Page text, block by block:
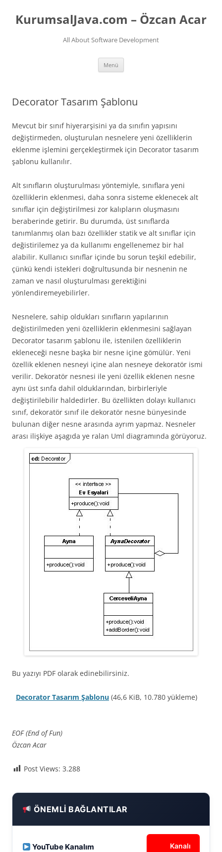
KurumsalJava.com – Özcan Acar
All About Software Development
Menü
Decorator Tasarım Şablonu
Mevcut bir sınıf hiyerarşisini ya da sınıfın yapısını
değiştirmeden, oluşturulan nesnelere yeni özelliklerin
eklenme işlemini gerçekleştirmek için Decorator tasarım
şablonu kullanılır.
Alt sınıfların oluşturulması yöntemiyle, sınıflara yeni
özelliklerin eklenmesi, daha sonra sisteme eklenecek alt
sınıflar için değiştirilmesi zor kalıpların oluşmasını
beraberinde getirir. Bu durumda, üst sınıflarda
tanımlanmış olan bazı özellikler statik ve alt sınıflar için
değistirilemez ya da kullanımı engellenemez bir hal
alabilir. Kullanıcı sınıflar içinde bu sorun teşkil edebilir,
çünkü kendi istekleri doğrultusunda bir nesnenin ne
zaman ve nasıl oluşturulması gerektiğini
yönlendiremeyebilirler.
Nesnelere, sahip oldukları sınıfların yapılarının
değistirilmeden yeni özelliklerin eklenmesini sağlayan
Decorator tasarım şablonu ile, istenilen özelliklerin
ekleneceği nesne başka bir nesne içine gömülür. Yeni
özellik eklenen nesneyi içine alan nesneye dekoratör ismi
verilir. Dekoratör nesnesi ile yeni özellik eklenen nesne
aynı üst sınfa dahil olduklarından, birbirleriyle
değiştirilebilir haldedirler. Bu özellikten dolayı kullanıcı
sınıf, dekoratör sınıf ile dekoratör nesne bünyesinde
bulunan diğer nesne arasında ayrım yapmaz. Nesneler
arası ilişkiye aşagıda ye ralan Uml diagramında görüyoruz.
Bu yazıyı PDF olarak edinebilirsiniz.
Decorator Tasarım Şablonu (46,6 KiB, 10.780 yükleme)
EOF (End of Fun)
Özcan Acar
Post Views: 3.288
ÖNEMLI BAĞLANTILAR
YouTube Kanalım
Kanalı